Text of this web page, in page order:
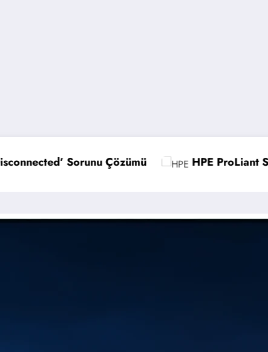
HPE ProLiant Sunucularda UEFI Ayarlarını Optimize